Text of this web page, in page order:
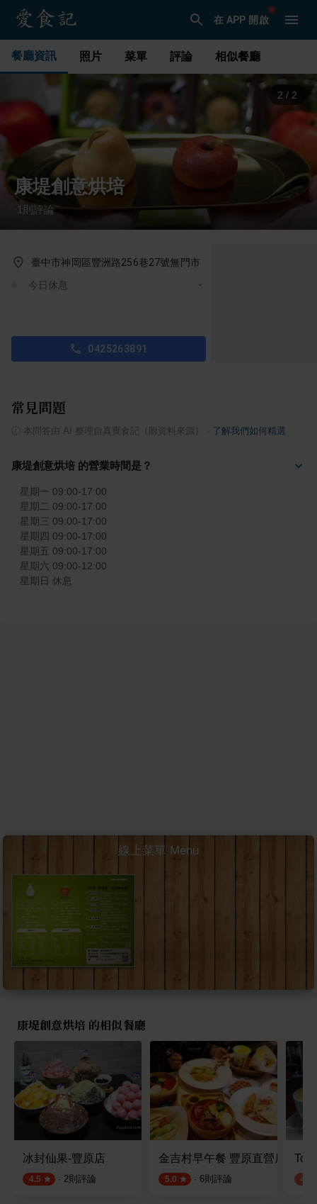
在 APP 開啟
餐廳資訊 照片 菜單 評論 相似餐廳
2 / 2
康堤創意烘培
1 則評論
臺中市神岡區豐洲路256巷27號無門市
今日休息
0425263891
常見問題
本問答由 AI 整理自真實食記（附資料來源） 了解我們如何精選
康堤創意烘培 的營業時間是？
星期一 09:00-17:00
星期二 09:00-17:00
星期三 09:00-17:00
星期四 09:00-17:00
星期五 09:00-17:00
星期六 09:00-12:00
星期日 休息
線上菜單 Menu
康堤創意烘培 的相似餐廳
冰封仙果-豐原店
4.5 · 2則評論
金吉村早午餐 豐原直營店
5.0 · 6則評論 4.2